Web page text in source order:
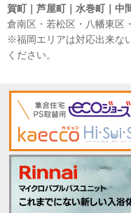
賀町｜芦屋町｜水巻町｜中
倉南区・若松区・八幡東区
※福岡エリアは対応出来な
ください。